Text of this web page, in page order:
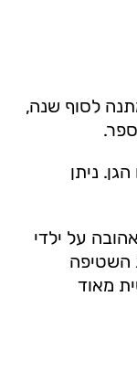
לסוף שנה,
ניתן
על ילדי
השטיפה
מאוד